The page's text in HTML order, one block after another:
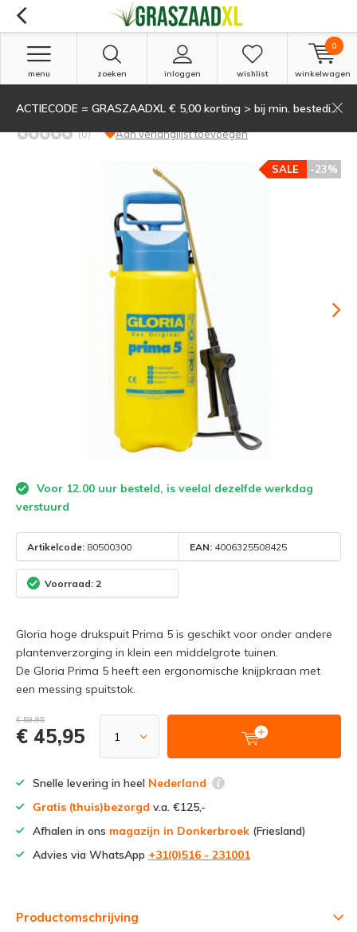
zoeken inloggen
menu wishlist winkelwagen
0
ACTIECODE = GRASZAADXL € 5,00 korting > bij min. besteding van 135,-
Gloria Prima Hogedrukspuit 5 liter
(0) Aan verlanglijst toevoegen
-23%
SALE
Voor 12.00 uur besteld, is veelal dezelfde werkdag
verstuurd
Artikelcode: 80500300 EAN: 4006325508425
Voorraad: 2
Gloria hoge drukspuit Prima 5 is geschikt voor onder andere
plantenverzorging in klein een middelgrote tuinen.
De Gloria Prima 5 heeft een ergonomische knijpkraan met
een messing spuitstok.
€ 59,95
€ 45,95
Snelle levering in heel Nederland
Gratis (thuis)bezorgd v.a. €125,-
Afhalen in ons magazijn in Donkerbroek (Friesland)
Advies via WhatsApp +31(0)516 - 231001
Productomschrijving